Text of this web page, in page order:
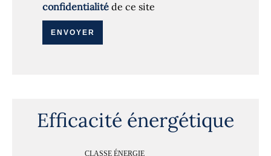
confidentialité de ce site
ENVOYER
Efficacité énergétique